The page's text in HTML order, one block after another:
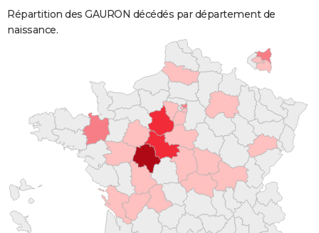
Répartition des GAURON décédés par département de
naissance.